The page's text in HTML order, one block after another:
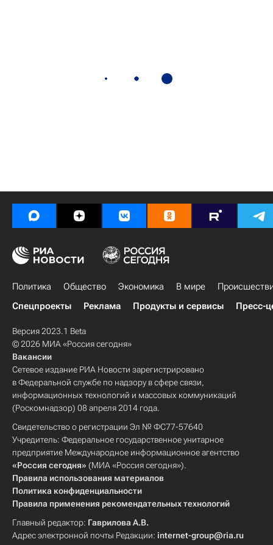
Политика Общество Экономика В мире
Спецпроекты
Реклама Продукты и сервисы Пресс-
Версия 2023.1 Beta
© 2026 МИА «Россия сегодня»
Вакансии
Сетевое издание РИА Новости зарегистрировано
в Федеральной службе по надзору в сфере связи,
информационных технологий и массовых коммуникаций
(Роскомнадзор) 08 апреля 2014 года.
Свидетельство о регистрации Эл № ФС77-57640
Учредитель: Федеральное государственное унитарное
предприятие Международное информационное агентство
«Россия сегодня» (МИА «Россия сегодня»).
Правила использования материалов
Политика конфиденциальности
Правила применения рекомендательных технологий
Главный редактор: Гаврилова А.В.
Адрес электронной почты Редакции: internet-group@ria.ru